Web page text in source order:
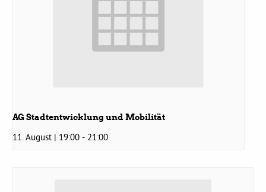
Aktuelles
AG Stadtentwicklung und Mobilität
11. August | 19:00 - 21:00